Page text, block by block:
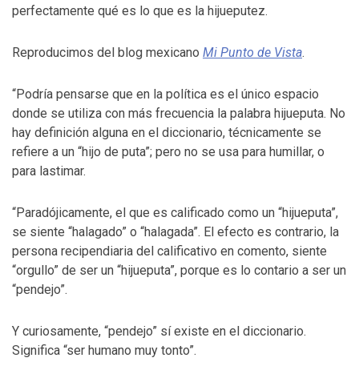
perfectamente qué es lo que es la hijueputez.
Reproducimos del blog mexicano Mi Punto de Vista.
“Podría pensarse que en la política es el único espacio
donde se utiliza con más frecuencia la palabra hijueputa. No
hay definición alguna en el diccionario, técnicamente se
refiere a un “hijo de puta”; pero no se usa para humillar, o
para lastimar.
“Paradójicamente, el que es calificado como un “hijueputa”,
se siente “halagado” o “halagada”. El efecto es contrario, la
persona recipendiaria del calificativo en comento, siente
“orgullo” de ser un “hijueputa”, porque es lo contario a ser un
“pendejo”.
Y curiosamente, “pendejo” sí existe en el diccionario.
Significa “ser humano muy tonto”.